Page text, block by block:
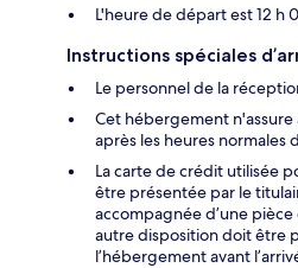
L'heure de départ est 12 h
Instructions spéciales
Le personnel de la
Cet hébergement
après les heures normales
La carte de crédit utilisée
être présentée par le
accompagnée d’une
autre disposition doit être
l’hébergement avant